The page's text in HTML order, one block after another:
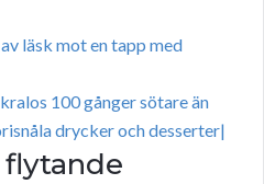
läsk mot en tapp med
100 gånger sötare än
drycker och desserter|